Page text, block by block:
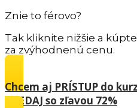
Znie to férovo?
Tak kliknite nižšie a
za zvýhodnenú cenu.
Chcem aj PRÍSTUP do
PREDAJ so zľavou 72%